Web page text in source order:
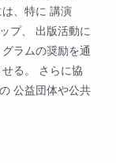
、特に 講演
プ、 出版活動に
ラムの奨励を通
る。 さらに協
公益団体や公共